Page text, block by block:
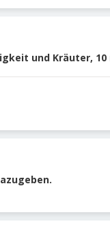
und Kräuter,